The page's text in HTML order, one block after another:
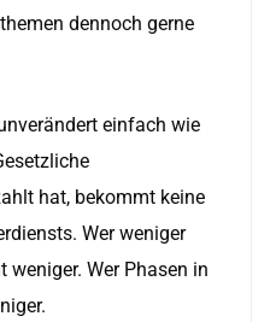
dennoch gerne
einfach wie
hat, bekommt keine
Wer weniger
weniger. Wer Phasen in